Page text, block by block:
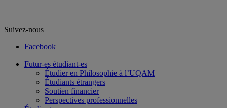
Suivez-nous
Facebook
Futur-es étudiant-es
Étudier en Philosophie à l’UQAM
Étudiants étrangers
Soutien financier
Perspectives professionnelles